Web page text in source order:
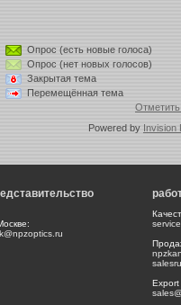
Опрос (есть новые голоса)
Опрос (нет новых голосов)
Закрытая тема
Перемещённая тема
Powered by Invision